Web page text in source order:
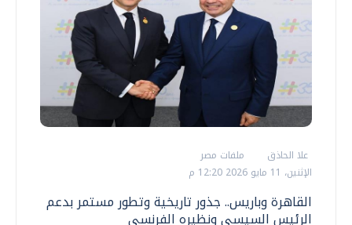
علا الحاذق
ملفات مصر
الإثنين، 11 مايو 2026 12:20 م
القاهرة وباريس.. جذور تاريخية وتطور مستمر بدعم
الرئيس السيسي ونظيره الفرنسي